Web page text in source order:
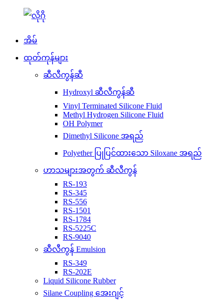
အိမ်
ထုတ်ကုန်များ
ဆီလီကွန်ဆီ
Hydroxyl ဆီလီကွန်ဆီ
Vinyl Terminated Silicone Fluid
Methyl Hydrogen Silicone Fluid
OH Polymer
Dimethyl Silicone အရည်
Polyether ပြုပြင်ထားသော Siloxane အရည်
ဟာသများအတွက် ဆီလီကွန်
RS-193
RS-345
RS-556
RS-1501
RS-1784
RS-5225C
RS-9040
ဆီလီကွန် Emulsion
RS-349
RS-202E
Liquid Silicone Rubber
Silane Coupling အေးဂျင့်